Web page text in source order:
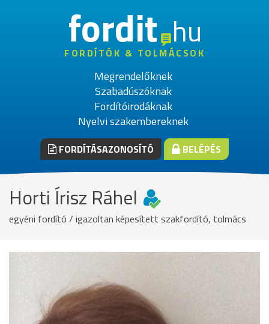
fordithu
FORDÍTÓK & TOLMÁCSOK
Megrendelőknek
Szabadúszóknak
Fordítóirodáknak
Nyelvi szakembereknek
FORDÍTÁSAZONOSÍTÓ BELÉPÉS
Horti Írisz Ráhel
egyéni fordító / igazoltan képesített szakfordító, tolmács